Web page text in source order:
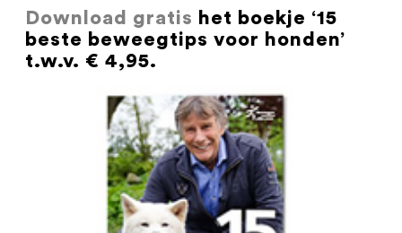
Download gratis het boekje ‘15
beste beweegtips voor honden’
t.w.v. € 4,95.